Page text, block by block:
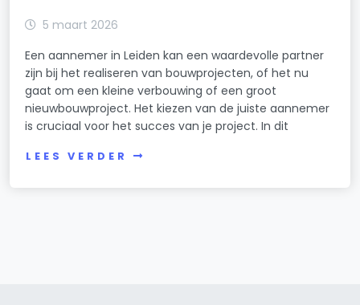
5 maart 2026
Een aannemer in Leiden kan een waardevolle partner
zijn bij het realiseren van bouwprojecten, of het nu
gaat om een kleine verbouwing of een groot
nieuwbouwproject. Het kiezen van de juiste aannemer
is cruciaal voor het succes van je project. In dit
LEES VERDER